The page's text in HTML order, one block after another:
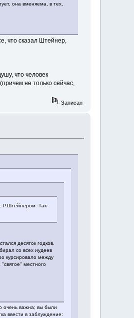
она вменяема, в тех,
что сказал Штейнер,
что человек
не только сейчас,
Записан
Р.Штейнером. Так
десяток годков.
со всех иудеев
курсировало между
местного
очень важна; вы были
ввести в заблуждение: